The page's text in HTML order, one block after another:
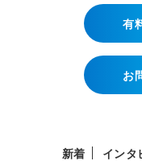
有
お
新着 インタ